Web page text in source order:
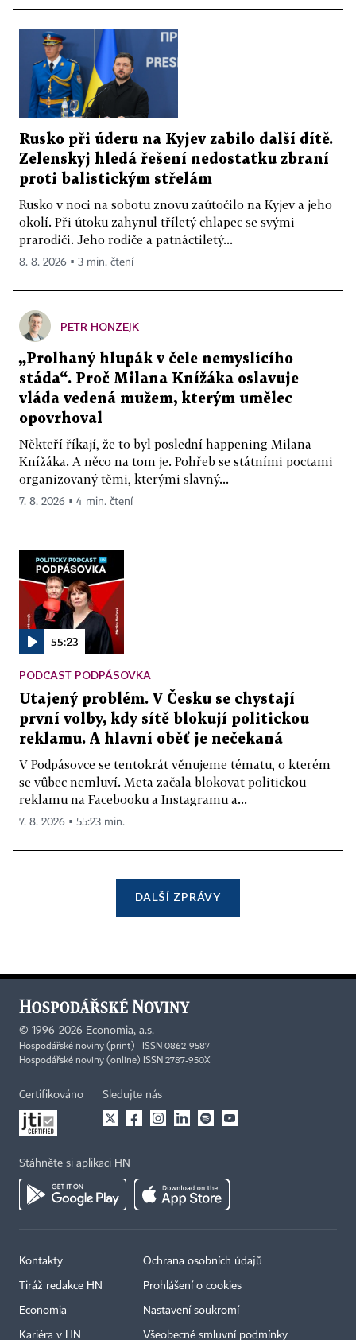
Rusko při úderu na Kyjev zabilo další dítě.
Zelenskyj hledá řešení nedostatku zbraní
proti balistickým střelám
Rusko v noci na sobotu znovu zaútočilo na Kyjev a jeho
okolí. Při útoku zahynul tříletý chlapec se svými
prarodiči. Jeho rodiče a patnáctiletý...
8. 8. 2026 ▪ 3 min. čtení
PETR HONZEJK
„Prolhaný hlupák v čele nemyslícího
stáda“. Proč Milana Knížáka oslavuje
vláda vedená mužem, kterým umělec
opovrhoval
Někteří říkají, že to byl poslední happening Milana
Knížáka. A něco na tom je. Pohřeb se státními poctami
organizovaný těmi, kterými slavný...
7. 8. 2026 ▪ 4 min. čtení
55:23
PODCAST PODPÁSOVKA
Utajený problém. V Česku se chystají
první volby, kdy sítě blokují politickou
reklamu. A hlavní oběť je nečekaná
V Podpásovce se tentokrát věnujeme tématu, o kterém
se vůbec nemluví. Meta začala blokovat politickou
reklamu na Facebooku a Instagramu a...
7. 8. 2026 ▪ 55:23 min.
DALŠÍ ZPRÁVY
© 1996-2026 Economia, a.s.
Hospodářské noviny (print) ISSN 0862-9587
Hospodářské noviny (online) ISSN 2787-950X
Certifikováno Sledujte nás
Stáhněte si aplikaci HN
Kontakty
Tiráž redakce HN
Economia
Kariéra v HN
Ochrana osobních údajů
Prohlášení o cookies
Nastavení soukromí
Všeobecné smluvní podmínky